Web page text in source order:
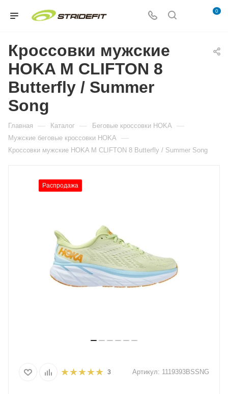
0
Кроссовки мужские
HOKA M CLIFTON 8
Butterfly / Summer
Song
Главная — Каталог — Беговые кроссовки HOKA —
Мужские беговые кроссовки HOKA —
Кроссовки мужские HOKA M CLIFTON 8 Butterfly / Summer Song
Распродажа
3 Артикул: 1119393BSSNG